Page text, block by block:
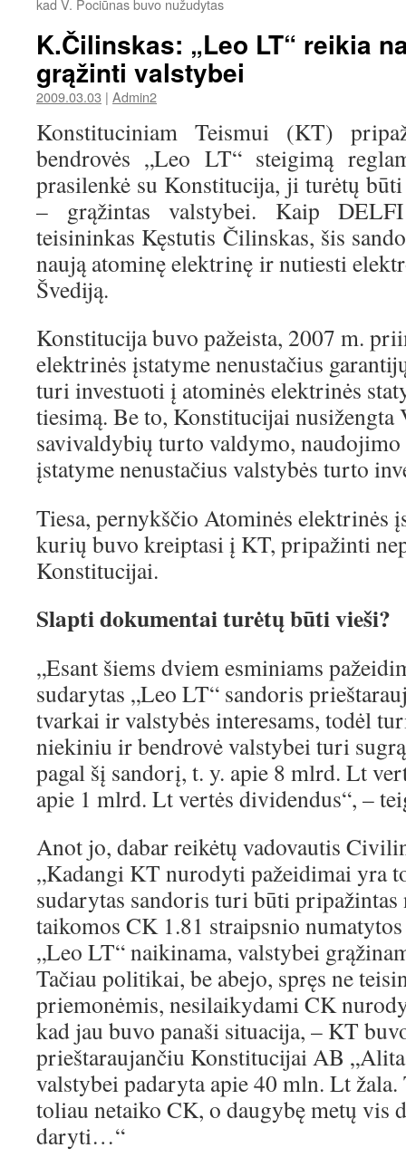
kad V. Pociūnas buvo nužudytas
K.Čilinskas: „Leo LT“ reikia
grąžinti valstybei
2009.03.03 | Admin2
Konstituciniam Teismui (KT)
bendrovės „Leo LT“ steigimą
prasilenkė su Konstitucija, ji turėtų
– grąžintas valstybei. Kaip
teisininkas Kęstutis Čilinskas, šis
naują atominę elektrinę ir nutiesti
Švediją.
Konstitucija buvo pažeista, 2007 m.
elektrinės įstatyme nenustačius
turi investuoti į atominės elektrinės
tiesimą. Be to, Konstitucijai nusižengta
savivaldybių turto valdymo,
įstatyme nenustačius valstybės turto
Tiesa, pernykščio Atominės elektrinės
kurių buvo kreiptasi į KT, pripažinti
Konstitucijai.
Slapti dokumentai turėtų būti vieši?
„Esant šiems dviem esminiams
sudarytas „Leo LT“ sandoris
tvarkai ir valstybės interesams, todėl
niekiniu ir bendrovė valstybei turi
pagal šį sandorį, t. y. apie 8 mlrd. Lt
apie 1 mlrd. Lt vertės dividendus“, –
Anot jo, dabar reikėtų vadovautis
„Kadangi KT nurodyti pažeidimai yra
sudarytas sandoris turi būti
taikomos CK 1.81 straipsnio
„Leo LT“ naikinama, valstybei
Tačiau politikai, be abejo, spręs ne
priemonėmis, nesilaikydami CK
kad jau buvo panaši situacija, – KT
prieštaraujančiu Konstitucijai AB
valstybei padaryta apie 40 mln. Lt
toliau netaiko CK, o daugybę metų vis
daryti…“